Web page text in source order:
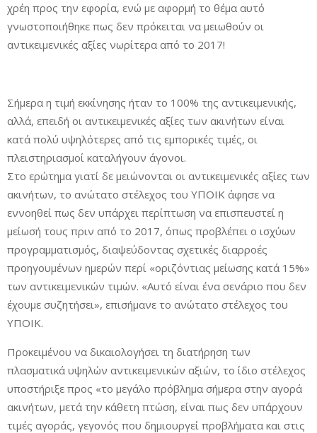
χρέη προς την εφορία, ενώ με αφορμή το θέμα αυτό
γνωστοποιήθηκε πως δεν πρόκειται να μειωθούν οι
αντικειμενικές αξίες νωρίτερα από το 2017!
Σήμερα η τιμή εκκίνησης ήταν το 100% της αντικειμενικής,
αλλά, επειδή οι αντικειμενικές αξίες των ακινήτων είναι
κατά πολύ υψηλότερες από τις εμπορικές τιμές, οι
πλειστηριασμοί καταλήγουν άγονοι.
Στο ερώτημα γιατί δε μειώνονται οι αντικειμεvικές αξίες των
ακινήτων, το ανώτατο στέλεχος του ΥΠΟΙΚ άφησε να
εννοηθεί πως δεν υπάρχει περίπτωση να επισπευστεί η
μείωσή τους πριν από το 2017, όπως προβλέπει ο ισχύων
προγραμματισμός, διαψεύδοντας σχετικές διαρροές
προηγουμένων ημερών περί «οριζόντιας μείωσης κατά 15%»
των αντικειμενικών τιμών. «Αυτό είναι ένα σενάριο που δεν
έχουμε συζητήσει», επισήμανε το ανώτατο στέλεχος του
ΥΠΟΙΚ.
Προκειμένου να δικαιολογήσει τη διατήρηση των
πλασματικά υψηλών αντικειμενικών αξιών, το ίδιο στέλεχος
υποστήριξε προς «το μεγάλο πρόβλημα σήμερα στην αγορά
ακινήτων, μετά την κάθετη πτώση, είναι πως δεν υπάρχουν
τιμές αγοράς, γεγονός που δημιουργεί προβλήματα και στις